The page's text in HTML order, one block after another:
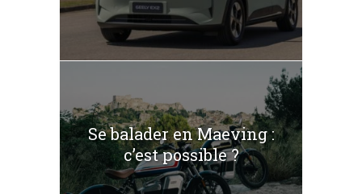
Se balader en Maeving :
c’est possible ?